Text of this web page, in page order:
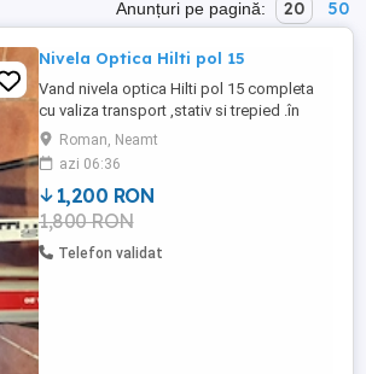
Anunțuri pe pagină: 20 50
Nivela Optica Hilti pol 15
Vand nivela optica Hilti pol 15 completa
cu valiza transport ,stativ si trepied .în
stare perfecta de funcționare-pret 1200
ron
Roman, Neamt
azi 06:36
1,200 RON
1,800 RON
Telefon validat